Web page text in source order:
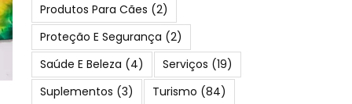
Produtos Para Cães (2)
Proteção E Segurança (2)
Saúde E Beleza (4) Serviços (19)
Suplementos (3) Turismo (84)